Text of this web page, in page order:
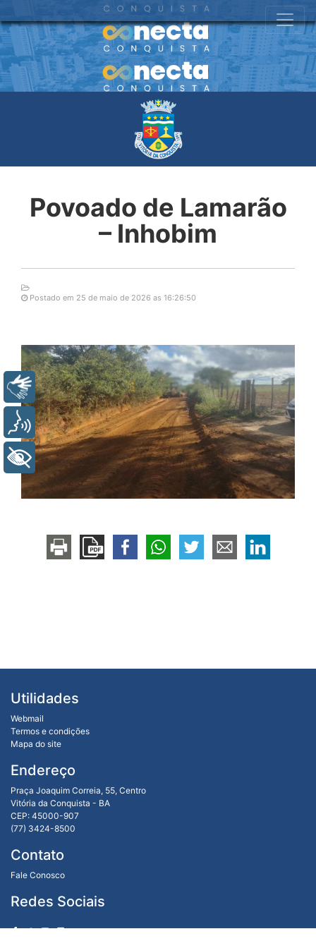
Povoado de Lamarão
– Inhobim
Postado em 25 de maio de 2026 as 16:26:50
Utilidades
Webmail
Termos e condições
Mapa do site
Endereço
Praça Joaquim Correia, 55, Centro
Vitória da Conquista - BA
CEP: 45000-907
(77) 3424-8500
Contato
Fale Conosco
Redes Sociais
Libras
Voz
+ Acessibilidade